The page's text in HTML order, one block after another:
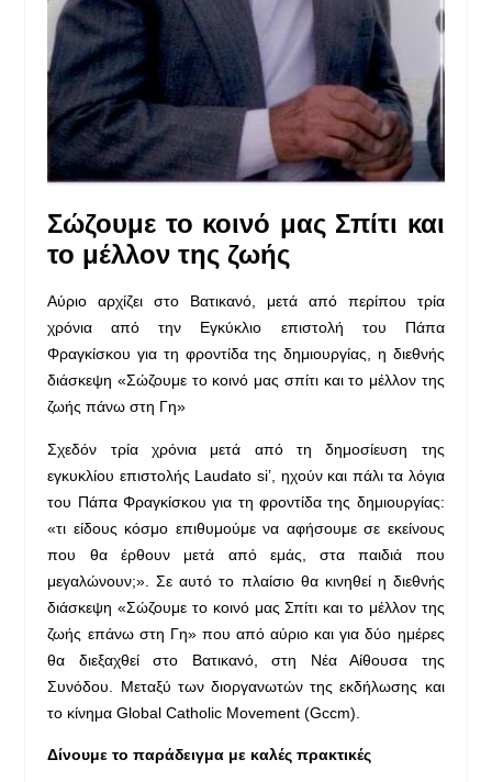
Σώζουμε το κοινό μας Σπίτι και
το μέλλον της ζωής
Αύριο αρχίζει στο Βατικανό, μετά από περίπου τρία
χρόνια από την Εγκύκλιο επιστολή του Πάπα
Φραγκίσκου για τη φροντίδα της δημιουργίας, η διεθνής
διάσκεψη «Σώζουμε το κοινό μας σπίτι και το μέλλον της
ζωής πάνω στη Γη»
Σχεδόν τρία χρόνια μετά από τη δημοσίευση της
εγκυκλίου επιστολής Laudato si’, ηχούν και πάλι τα λόγια
του Πάπα Φραγκίσκου για τη φροντίδα της δημιουργίας:
«τι είδους κόσμο επιθυμούμε να αφήσουμε σε εκείνους
που θα έρθουν μετά από εμάς, στα παιδιά που
μεγαλώνουν;». Σε αυτό το πλαίσιο θα κινηθεί η διεθνής
διάσκεψη «Σώζουμε το κοινό μας Σπίτι και το μέλλον της
ζωής επάνω στη Γη» που από αύριο και για δύο ημέρες
θα διεξαχθεί στο Βατικανό, στη Νέα Αίθουσα της
Συνόδου. Μεταξύ των διοργανωτών της εκδήλωσης και
το κίνημα Global Catholic Movement (Gccm).
Δίνουμε το παράδειγμα με καλές πρακτικές